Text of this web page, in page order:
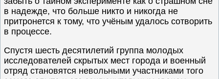
в надежде, что больше никто и никогда не
притронется к тому, что учёным удалось сотворить
в процессе.
Спустя шесть десятилетий группа молодых
исследователей скрытых мест города и военный
отряд становятся невольными участниками того